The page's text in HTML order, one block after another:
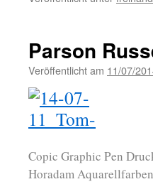
Parson
Veröffentlicht am 11/07/
Copic Graphic Pen
Horadam